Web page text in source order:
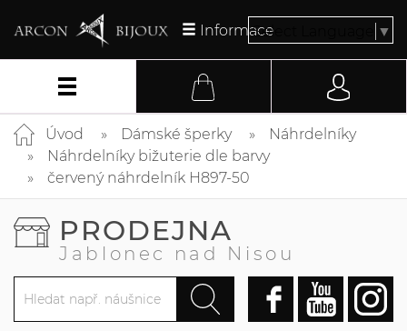
InformaceSelect Language ▼
Úvod Dámské šperky
Náhrdelníky
Náhrdelníky bižuterie dle barvy
červený náhrdelník H897-50
PRODEJNA
Jablonec nad Nisou